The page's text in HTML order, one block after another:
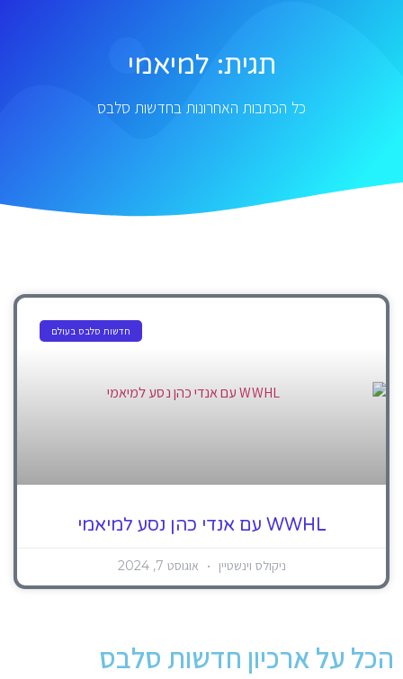
תגית: למיאמי
כל הכתבות האחרונות בחדשות סלבס
חדשות סלבס בעולם
WWHL עם אנדי כהן נסע למיאמי
ניקולס וינשטיין אוגוסט 7, 2024
הכל על ארכיון חדשות סלבס